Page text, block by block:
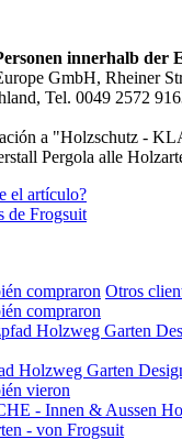
innerhalb der
GmbH, Rheiner
Tel. 0049 2572
a "Holzschutz -
Pergola alle
el artículo?
de Frogsuit
compraron Otros
compraron
Holzweg Garten
vieron